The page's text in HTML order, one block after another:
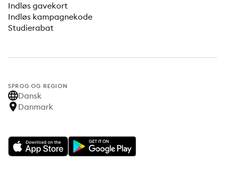
Indløs gavekort
Indløs kampagnekode
Studierabat
SPROG OG REGION
Dansk
Danmark